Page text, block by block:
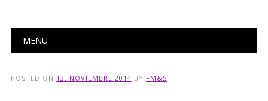
Main menu
MENU
POSTED ON 13. NOVIEMBRE 2014 BY FM&S